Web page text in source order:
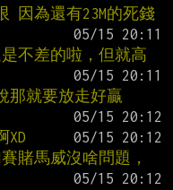
因為還有23M的死錢
不差的啦，但就高
那就要放走好贏
賭馬威沒啥問題，